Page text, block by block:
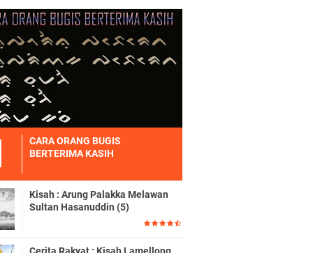
CARA ORANG BUGIS
BERTERIMA KASIH
Kisah : Arung Palakka Melawan
Sultan Hasanuddin (5)